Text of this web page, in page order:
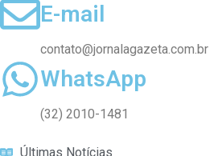
E-mail
contato@jornalagazeta.com.br
WhatsApp
(32) 2010-1481
Últimas Notícias